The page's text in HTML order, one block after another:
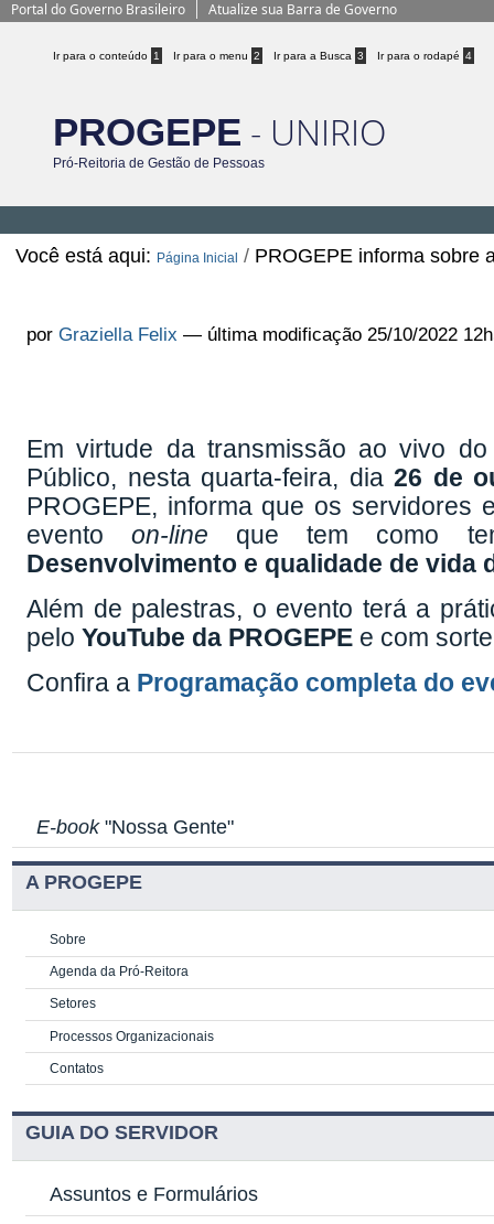
Portal do Governo Brasileiro Atualize sua Barra de Governo
Ir para o conteúdo 1 Ir para o menu 2 Ir para a Busca 3 Ir para o rodapé 4
PROGEPE - UNIRIO
Pró-Reitoria de Gestão de Pessoas
Você está aqui: Página Inicial / PROGEPE informa sobre
porGraziella Felix — última modificação 25/10/2022
Em virtude da transmissão ao vivo
Público, nesta quarta-feira, dia26 de
PROGEPE, informa que os servidores
evento on-line que tem como
Desenvolvimento e qualidade de vida
Além de palestras, o evento terá a
peloYouTube da PROGEPE e com
Confira a Programação completa do
E-book"Nossa Gente"
A PROGEPE
Sobre
Agenda da Pró-Reitora
Setores
Processos Organizacionais
Contatos
GUIA DO SERVIDOR
Assuntos e Formulários